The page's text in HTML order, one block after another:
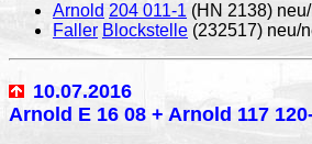
Arnold 204 011-1 (HN 2138)
Faller Blockstelle (232517) neu/
10.07.2016
Arnold E 16 08 + Arnold 117